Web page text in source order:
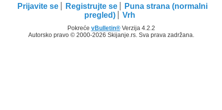
Prijavite se Registrujte se
Puna strana (normalni
pregled)
Vrh
Pokreće vBulletin®Verzija 4.2.2
Autorsko pravo © 2000-2026 Skijanje.rs. Sva prava zadržana.